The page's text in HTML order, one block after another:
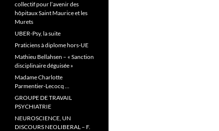
collectif pour l’avenir des
hôpitaux Saint Maurice et les
Murets
UBER-Psy, la suite
Praticiens à diplome hors-UE
Mathieu Bellahsen – « Sanction
disciplinaire déguisée »
Madame Charlotte
Parmentier-Lecocq …
GROUPE DE TRAVAIL
PSYCHIATRIE
NEUROSCIENCE, UN
DISCOURS NEOLIBERAL – F.